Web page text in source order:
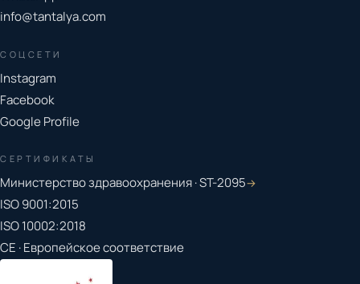
info@tantalya.com
СОЦСЕТИ
Instagram
Facebook
Google Profile
СЕРТИФИКАТЫ
Министерство здравоохранения · ST-2095→
ISO 9001:2015
ISO 10002:2018
CE · Европейское соответствие